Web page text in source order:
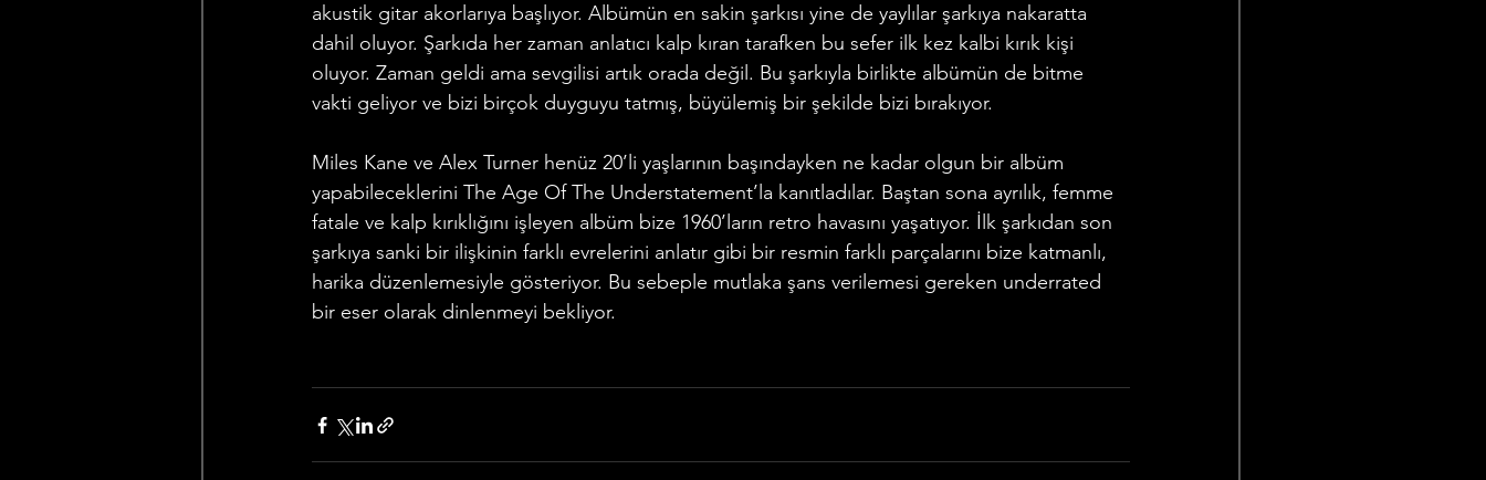
akustik gitar akorlarıya başlıyor. Albümün en sakin şarkısı yine de yaylılar şarkıya nakaratta
dahil oluyor. Şarkıda her zaman anlatıcı kalp kıran tarafken bu sefer ilk kez kalbi kırık kişi
oluyor. Zaman geldi ama sevgilisi artık orada değil. Bu şarkıyla birlikte albümün de bitme
vakti geliyor ve bizi birçok duyguyu tatmış, büyülemiş bir şekilde bizi bırakıyor.
Miles Kane ve Alex Turner henüz 20’li yaşlarının başındayken ne kadar olgun bir albüm
yapabileceklerini The Age Of The Understatement’la kanıtladılar. Baştan sona ayrılık, femme
fatale ve kalp kırıklığını işleyen albüm bize 1960’ların retro havasını yaşatıyor. İlk şarkıdan son
şarkıya sanki bir ilişkinin farklı evrelerini anlatır gibi bir resmin farklı parçalarını bize katmanlı,
harika düzenlemesiyle gösteriyor. Bu sebeple mutlaka şans verilemesi gereken underrated
bir eser olarak dinlenmeyi bekliyor.